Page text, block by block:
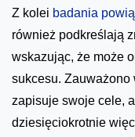
Z kolei badania
również podkreślają
wskazując, że może
sukcesu. Zauważono
zapisuje swoje cele,
dziesięciokrotnie